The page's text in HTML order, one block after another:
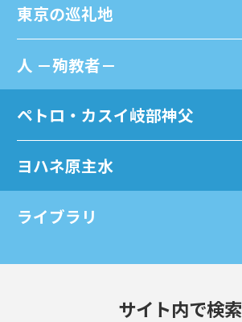
東京の巡礼地
⼈ －殉教者－
ペトロ・カスイ岐部神父
ヨハネ原主水
ライブラリ
サイト内で検索